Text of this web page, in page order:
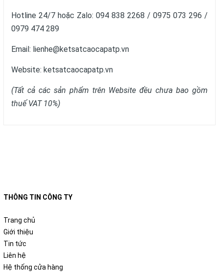
Hotline 24/7 hoặc Zalo: 094 838 2268 / 0975 073 296 /
0979 474 289
Email: lienhe@ketsatcaocapatp.vn
Website: ketsatcaocapatp.vn
(Tất cả các sản phẩm trên Website đều chưa bao gồm
thuế VAT 10%)
THÔNG TIN CÔNG TY
Trang chủ
Giới thiệu
Tin tức
Liên hệ
Hệ thống cửa hàng